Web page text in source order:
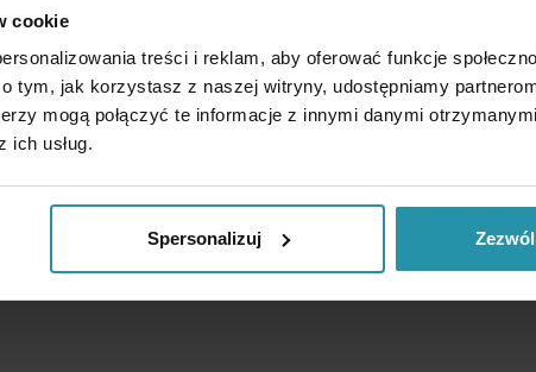
cookie
treści i reklam, aby oferować funkcje
tym, jak korzystasz z naszej witryny, udostępniamy
mogą połączyć te informacje z innymi danymi
ich usług.
Spersonalizuj